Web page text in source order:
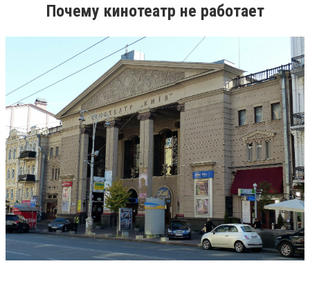
Почему кинотеатр не работает